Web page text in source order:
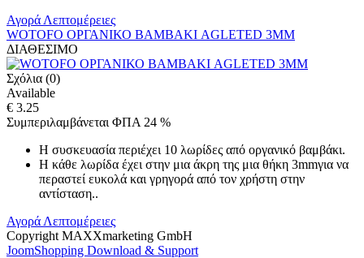
Αγορά Λεπτομέρειες
WOTOFO ΟΡΓΑΝΙΚΟ ΒΑΜΒΑΚΙ AGLETED 3MM
ΔΙΑΘΕΣΙΜΟ
Σχόλια (0)
Available
€ 3.25
Συμπεριλαμβάνεται ΦΠΑ 24 %
Η συσκευασία περιέχει 10 λωρίδες από οργανικό βαμβάκι.
Η κάθε λωρίδα έχει στην μια άκρη της μια θήκη 3mmγια να
περαστεί ευκολά και γρηγορά από τον χρήστη στην
αντίσταση..
Αγορά Λεπτομέρειες
Copyright MAXXmarketing GmbH
JoomShopping Download & Support